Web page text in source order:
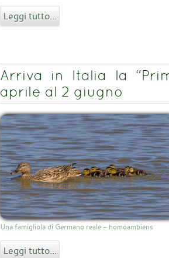
Leggi tutto...
Arriva in Italia la
aprile al 2 giugno
Una famigliola di Germano reale - homoambiens
Leggi tutto...